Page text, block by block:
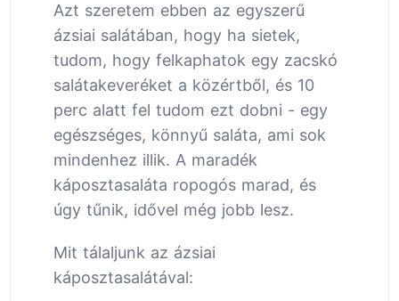
Azt szeretem ebben az egyszerű
ázsiai salátában, hogy ha sietek,
tudom, hogy felkaphatok egy zacskó
salátakeveréket a közértből, és 10
perc alatt fel tudom ezt dobni - egy
egészséges, könnyű saláta, ami sok
mindenhez illik. A maradék
káposztasaláta ropogós marad, és
úgy tűnik, idővel még jobb lesz.
Mit tálaljunk az ázsiai
káposztasalátával: